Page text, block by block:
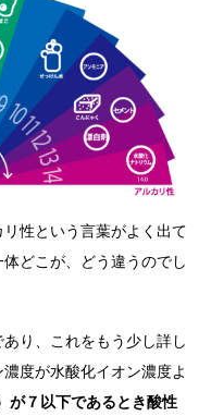
性という言葉がよく出て
どこが、どう違うのでし
り、これをもう少し詳し
度が水酸化イオン濃度よ
が７以下であるとき酸性